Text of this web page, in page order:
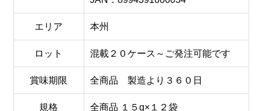
エリア 本州
ロット 混載２０ケース～ご発注可能です
賞味期限 全商品 製造より３６０日
規格 全商品 １５g×１２袋